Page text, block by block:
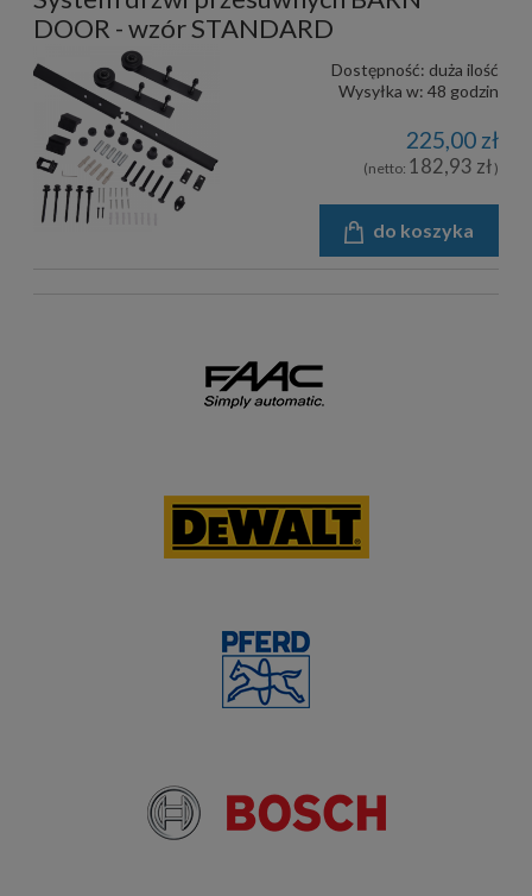
DOOR - wzór STANDARD
Dostępność: duża ilość
Wysyłka w: 48 godzin
225,00 zł
(netto: 182,93 zł)
do koszyka